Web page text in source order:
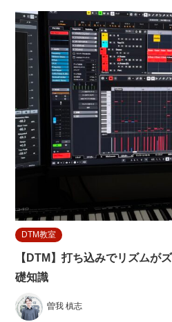
DTM教室
【DTM】打ち込みでリズムが
礎知識
曽我 槙志